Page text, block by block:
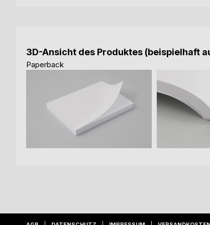
3D-Ansicht des Produktes (beispielhaft
Paperback